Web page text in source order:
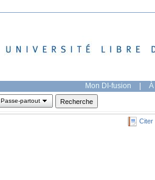
Mon DI-fusion |
Passe-partout
Citer